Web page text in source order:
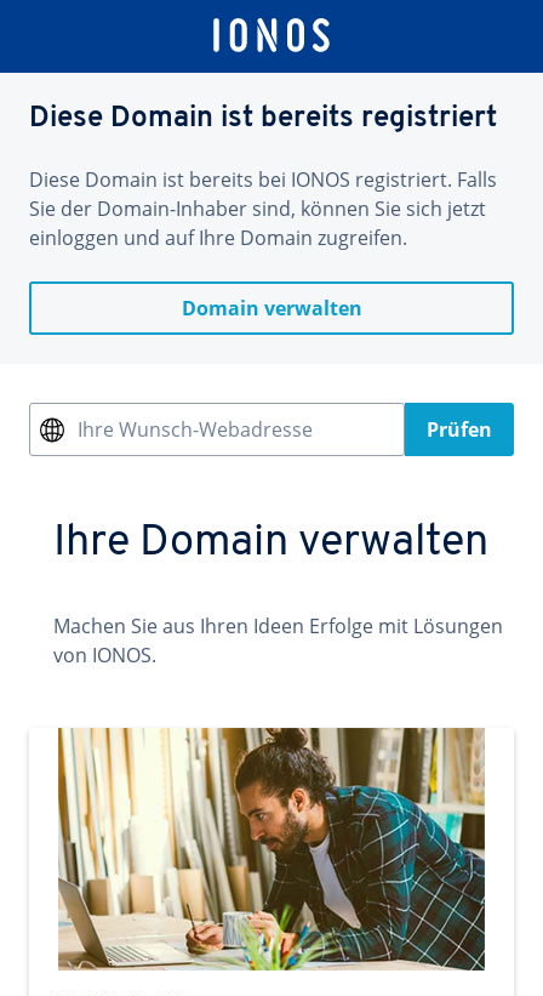
Diese Domain ist bereits registriert
Diese Domain ist bereits bei IONOS registriert. Falls
Sie der Domain-Inhaber sind, können Sie sich jetzt
einloggen und auf Ihre Domain zugreifen.
Domain verwalten
Ihre Wunsch-Webadresse Prüfen
Ihre Domain verwalten
Machen Sie aus Ihren Ideen Erfolge mit Lösungen
von IONOS.